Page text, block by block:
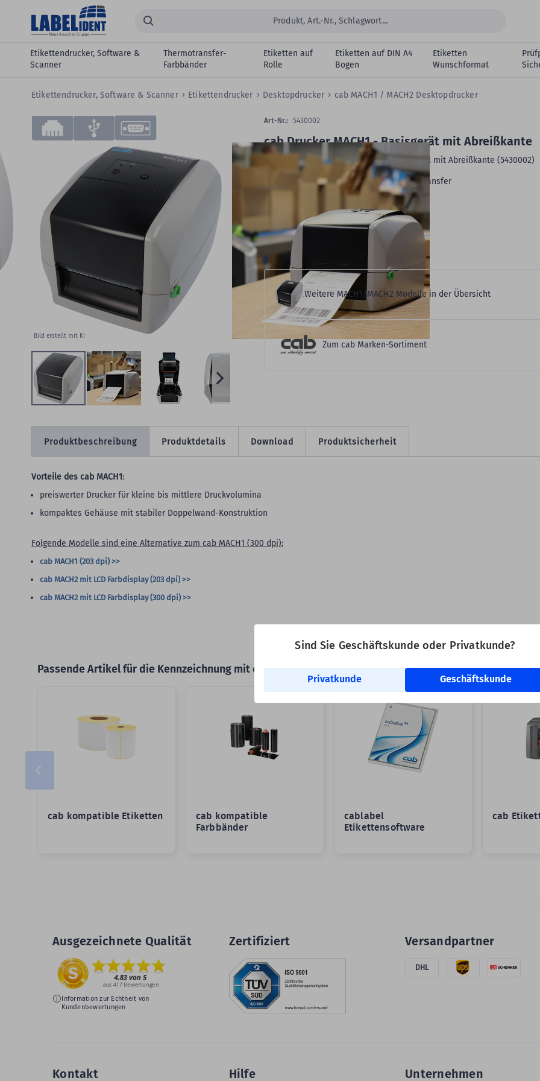
Sind Sie Geschäftskunde oder Privatkunde?
Privatkunde Geschäftskunde
Zum Hauptinhalt springen
Suchen...
Etikettendrucker, Software &
Scanner
Thermotransfer-
Farbbänder
Etiketten auf
Rolle
Etiketten auf DIN A4
Bogen
Etiketten
Wunschformat
Etikettendrucker, Software & Scanner Etikettendrucker Desktopdrucker cab MACH1 / MACH2 Desktopdrucker
Ende
der
Bild erstellt mit KI
Skip
the
gallery
cab Drucker MACH1 - Basisgerät mit Abreißkante
cab MACH1, 300 dpi Desktopdrucker, Modell mit Abreißkante (5430002)
Art-Nr.: 5430002
Druckverfahren:
Thermodirekt, Thermotransfer
max. Druckbreite:
105,7 mm
102 mm/s
Schnittstellen:
LAN, USB, seriell (RS-232)
Weitere Produktdetails
Weitere MACH1/MACH2 Modelle in der Übersicht
Zum cab Marken-Sortiment
Produktbeschreibung
Vorteile des cab MACH1:
preiswerter Drucker für kleine bis mittlere Druckvolumina
kompaktes Gehäuse mit stabiler Doppelwand-Konstruktion
Folgende Modelle sind eine Alternative zum cab MACH1 (300 dpi):
cab MACH1 (203 dpi) >>
cab MACH2 mit LCD Farbdisplay (203 dpi) >>
cab MACH2 mit LCD Farbdisplay (300 dpi) >>
Produktdetails Download Produktsicherheit
Passende Artikel für die Kennzeichnung mit cab:
cab kompatible Etiketten
cab kompatible
Farbbänder
cablabel
Etikettensoftware
cab
Ausgezeichnete Qualität
Information zur Echtheit von
Kundenbewertungen
Zertifiziert Versandpartner
DHL
Kontakt Hilfe Unternehmen